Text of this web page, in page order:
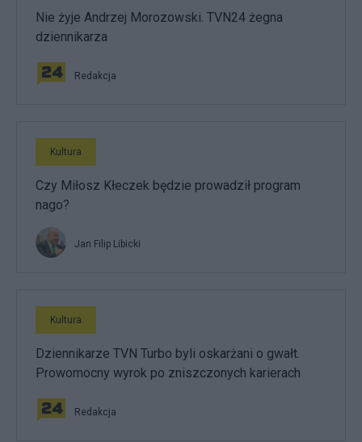
Nie żyje Andrzej Morozowski. TVN24 żegna
dziennikarza
Redakcja
Kultura
Czy Miłosz Kłeczek będzie prowadził program
nago?
Jan Filip Libicki
Kultura
Dziennikarze TVN Turbo byli oskarżani o gwałt.
Prowomocny wyrok po zniszczonych karierach
Redakcja